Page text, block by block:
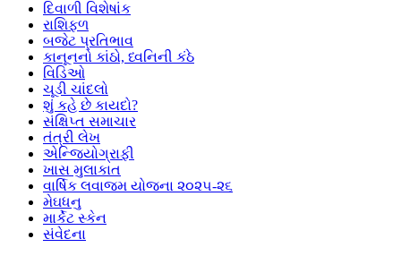
દિવાળી વિશેષાંક
રાશિફળ
બજેટ પ્રતિભાવ
કાનૂનનો કાંઠો, ધ્વનિની કંઠે
વિડિઓ
ચૂડી ચાંદલો
શું કહે છે કાયદો?
સંક્ષિપ્ત સમાચાર
તંત્રી લેખ
એન્જિયોગ્રાફી
ખાસ મુલાકાત
વાર્ષિક લવાજમ યોજના ૨૦૨૫-૨૬
મેઘધનુ
માર્કેટ સ્કેન
સંવેદના